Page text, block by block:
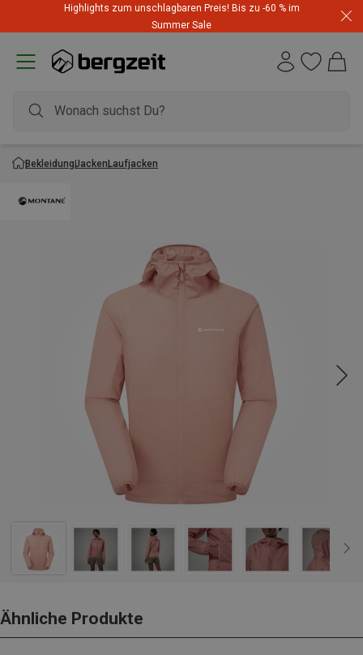
Highlights zum unschlagbaren Preis! Bis zu -60 % im
Summer Sale
BekleidungJackenLaufjacken
Ähnliche Produkte